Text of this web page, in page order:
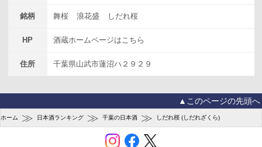
銘柄 舞桜 浪花盛 しだれ桜
HP 酒蔵ホームページはこちら
住所 千葉県山武市蓮沼ハ２９２９
▲このページの先頭へ
ホーム ≫ 日本酒ランキング ≫ 千葉の日本酒 ≫ しだれ桜 (しだれざくら)